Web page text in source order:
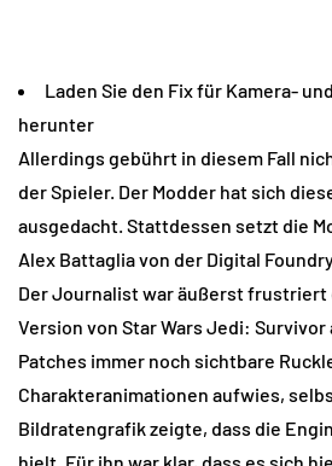
Laden Sie den Fix für Kamera-
herunter
Allerdings gebührt in diesem Fall
der Spieler. Der Modder hat sich
ausgedacht. Stattdessen setzt die
Alex Battaglia von der Digital
Der Journalist war äußerst frustriert
Version von Star Wars Jedi: Survivor
Patches immer noch sichtbare
Charakteranimationen aufwies,
Bildratengrafik zeigte, dass die